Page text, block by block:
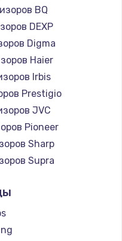
NFC
BQ
DEXP
Digma
Haier
Irbis
Prestigio
JVC
Pioneer
Sharp
Supra
Hisense
Daewoo
Centek